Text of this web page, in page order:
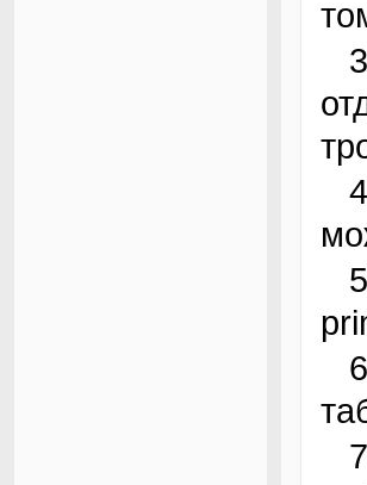
3. Можно взять
4. Понять, как
5. Во временных
6. Внешний ключ —
7. Запрос с